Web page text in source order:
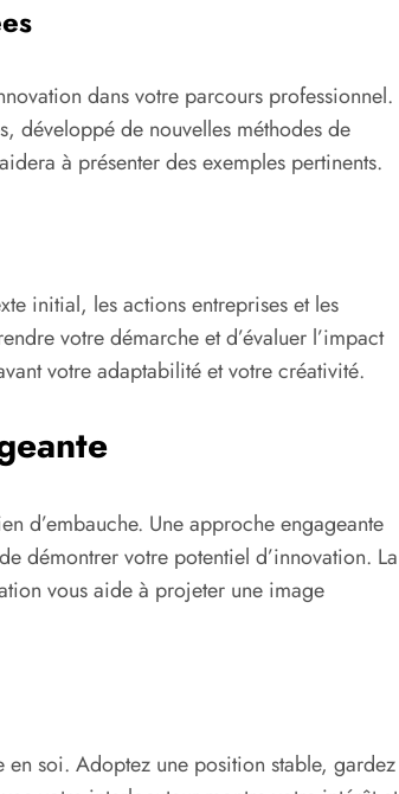
dans votre parcours professionnel.
développé de nouvelles méthodes de
à présenter des exemples pertinents.
initial, les actions entreprises et les
votre démarche et d’évaluer l’impact
votre adaptabilité et votre créativité.
d’embauche. Une approche engageante
démontrer votre potentiel d’innovation. La
vous aide à projeter une image
en soi. Adoptez une position stable, gardez